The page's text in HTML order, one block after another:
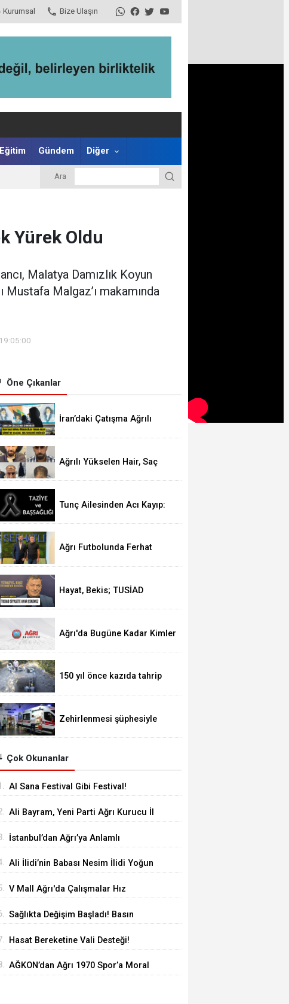
Kurumsal Bize Ulaşın
Eğitim Gündem Diğer
Ara
Yürek Oldu
Malatya Damızlık Koyun
Malgaz’ı makamında
Öne Çıkanlar
İran’daki Çatışma Ağrılı
Ağrılı Yükselen Hair, Saç
Şube Açıyor!
Tunç Ailesinden Acı Kayıp:
Ağrı Futbolunda Ferhat
Başlatıyor
Hayat, Bekis; TUSİAD
Ağrı'da Bugüne Kadar Kimler
150 yıl önce kazıda tahrip
Zehirlenmesi şüphesiyle
Çok Okunanlar
Al Sana Festival Gibi Festival!
Ali Bayram, Yeni Parti Ağrı Kurucu İl
İstanbul’dan Ağrı’ya Anlamlı
Ali İlidi’nin Babası Nesim İlidi Yoğun
V Mall Ağrı'da Çalışmalar Hız
ve Milletvekili Kilerci İnceledi
Sağlıkta Değişim Başladı! Basın
Anlamlı Ziyaret
Hasat Bereketine Vali Desteği!
AĞKON’dan Ağrı 1970 Spor’a Moral